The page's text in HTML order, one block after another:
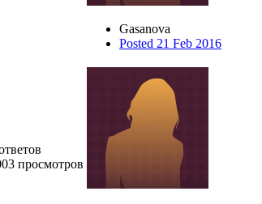
Gasanova
Posted 21 Feb 2016
просмотров